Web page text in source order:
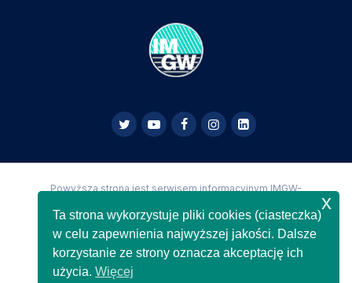
Powyższa strona jest serwisem informacyjnym IMGW-
Copyright IMGW-PIB Wszelkie prawa zastrzeżone
Ta strona wykorzystuje pliki cookies (ciasteczka)
w celu zapewnienia najwyższej jakości. Dalsze
korzystanie ze strony oznacza akceptację ich
użycia.Więcej
x